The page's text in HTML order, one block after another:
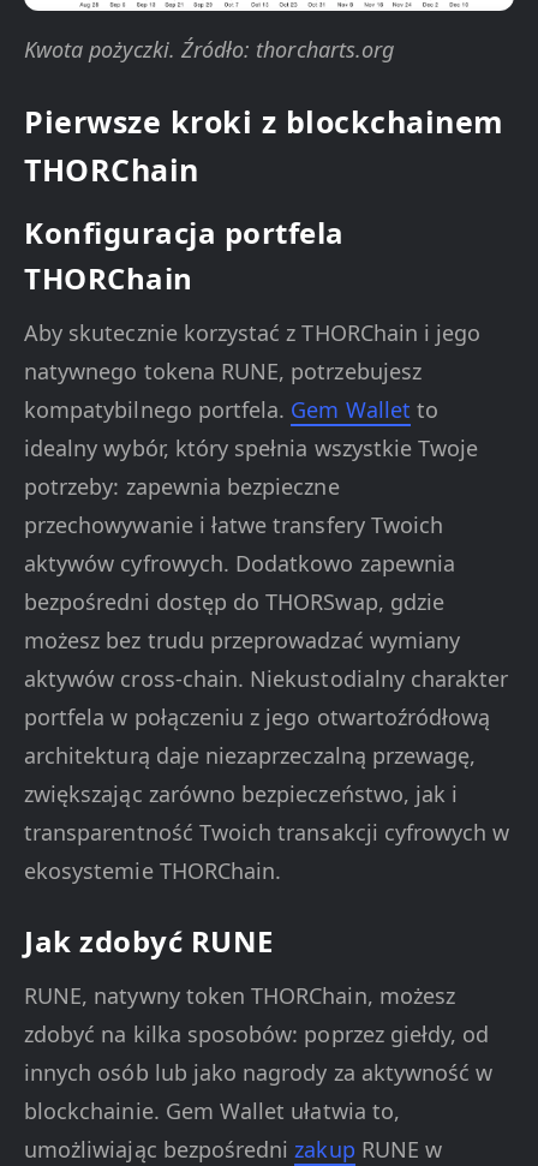
Kwota pożyczki. Źródło: thorcharts.org
Pierwsze kroki z blockchainem
THORChain
Konfiguracja portfela
THORChain
Aby skutecznie korzystać z THORChain i jego
natywnego tokena RUNE, potrzebujesz
kompatybilnego portfela. Gem Wallet to
idealny wybór, który spełnia wszystkie Twoje
potrzeby: zapewnia bezpieczne
przechowywanie i łatwe transfery Twoich
aktywów cyfrowych. Dodatkowo zapewnia
bezpośredni dostęp do THORSwap, gdzie
możesz bez trudu przeprowadzać wymiany
aktywów cross-chain. Niekustodialny charakter
portfela w połączeniu z jego otwartoźródłową
architekturą daje niezaprzeczalną przewagę,
zwiększając zarówno bezpieczeństwo, jak i
transparentność Twoich transakcji cyfrowych w
ekosystemie THORChain.
Jak zdobyć RUNE
RUNE, natywny token THORChain, możesz
zdobyć na kilka sposobów: poprzez giełdy, od
innych osób lub jako nagrody za aktywność w
blockchainie. Gem Wallet ułatwia to,
umożliwiając bezpośrednizakup RUNE w